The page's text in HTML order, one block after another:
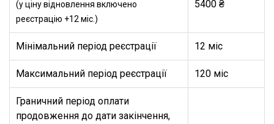
(у ціну відновлення включено
реєстрацію +12 міс.)
5400 ₴
Мінімальний період реєстрації 12 міс
Максимальний період реєстрації 120 міс
Граничний період оплати
продовження до дати закінчення,